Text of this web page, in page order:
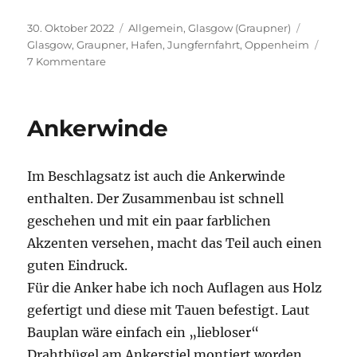
Veröffentlicht
am
30. Oktober 2022 Kategorien
Allgemein,Glasgow (Graupner)
Glasgow,Graupner, Hafen,Jungfernfahrt,Oppenheim
7 Kommentarezu
Scarlett“
Ankerwinde
Im Beschlagsatz ist auch die Ankerwinde
enthalten. Der Zusammenbau ist schnell
geschehen und mit ein paar farblichen
Akzenten versehen, macht das Teil auch einen
guten Eindruck.
Für die Anker habe ich noch Auflagen aus Holz
gefertigt und diese mit Tauen befestigt. Laut
Bauplan wäre einfach ein „liebloser“